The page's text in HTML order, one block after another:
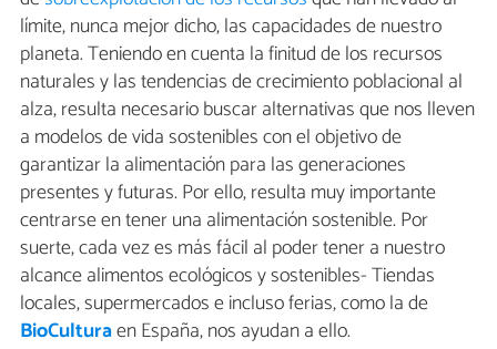
límite, nunca mejor dicho, las capacidades de nuestro
planeta. Teniendo en cuenta la finitud de los recursos
naturales y las tendencias de crecimiento poblacional al
alza, resulta necesario buscar alternativas que nos lleven
a modelos de vida sostenibles con el objetivo de
garantizar la alimentación para las generaciones
presentes y futuras. Por ello, resulta muy importante
centrarse en tener una alimentación sostenible. Por
suerte, cada vez es más fácil al poder tener a nuestro
alcance alimentos ecológicos y sostenibles- Tiendas
locales, supermercados e incluso ferias, como la de
BioCulturaen España, nos ayudan a ello.